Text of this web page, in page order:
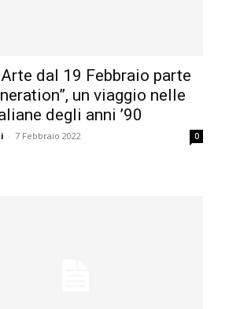
dal 19 Febbraio parte
un viaggio nelle
degli anni ’90
- 7 Febbraio 2022 0